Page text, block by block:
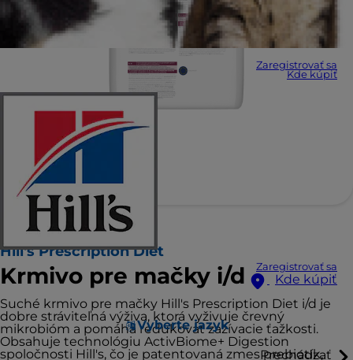
Zaregistrovať sa
Kde kúpiť
Zaregistrovať sa
Kde kúpiť
Vyberte jazyk
Prechádzať
Hill's Prescription Diet
Krmivo pre mačky i/d
Suché krmivo pre mačky Hill's Prescription Diet i/d je
dobre stráviteľná výživa, ktorá vyživuje črevný
mikrobióm a pomáha redukovať zažívacie ťažkosti.
Obsahuje technológiu ActivBiome+ Digestion
spoločnosti Hill's, čo je patentovaná zmes prebiotík,